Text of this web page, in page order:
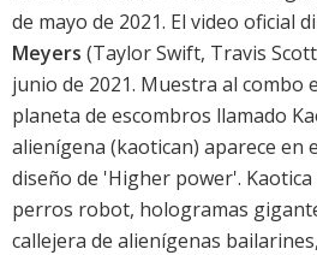
de mayo de 2021. El video oficial
Meyers (Taylor Swift, Travis
junio de 2021. Muestra al combo
planeta de escombros llamado
alienígena (kaotican) aparece en
diseño de 'Higher power'.
perros robot, hologramas
callejera de alienígenas